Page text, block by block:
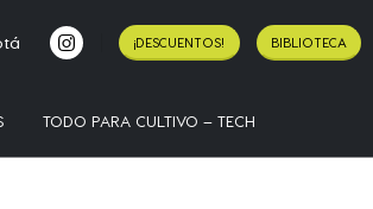
¡DESCUENTOS! BIBLIOTECA
TODO PARA CULTIVO – TECH